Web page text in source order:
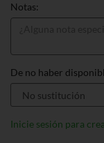
Notas:
De no haber
Inicie sesión para